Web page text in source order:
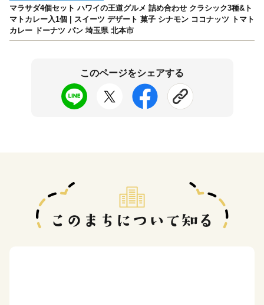
マラサダ4個セット ハワイの王道グルメ 詰め合わせ クラシック3種&ト
マトカレー入1個 | スイーツ デザート 菓子 シナモン ココナッツ トマト
カレー ドーナツ パン 埼玉県 北本市
このページをシェアする